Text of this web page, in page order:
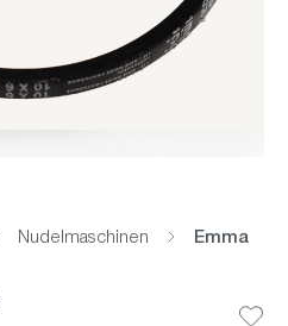
Nudelmaschinen Emma